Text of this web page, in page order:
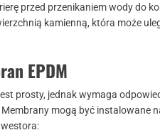
przed przenikaniem wody do
kamienną, która może
EPDM
prosty, jednak wymaga
mogą być instalowane